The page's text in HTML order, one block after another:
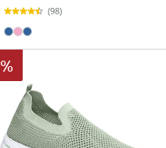
(98)
%